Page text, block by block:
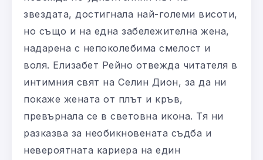
звездата, достигнала най-големи висоти,
но също и на една забележителна жена,
надарена с непоколебима смелост и
воля. Елизабет Рейно отвежда читателя в
интимния свят на Селин Дион, за да ни
покаже жената от плът и кръв,
превърнала се в световна икона. Тя ни
разказва за необикновената съдба и
невероятната кариера на един